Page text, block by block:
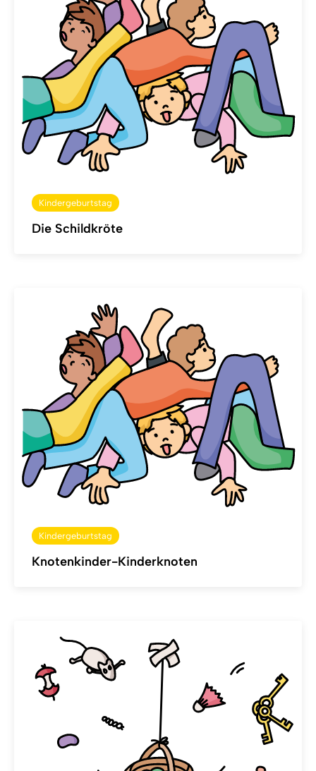
Kindergeburtstag
Die Schildkröte
Kindergeburtstag
Knotenkinder-Kinderknoten